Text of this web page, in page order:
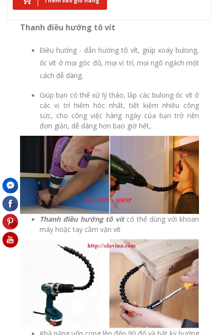
Thanh điều hướng tô vít
Điều hướng - dẫn hướng tô vít, giúp xoáy bulong,
ốc vít ở mọi góc độ, mọi vị trí, mọi ngõ ngách một
cách dễ dàng.
Giúp bạn có thể xử lý tháo, lắp các bulong ốc vít ở
các vị trí hiểm hóc nhất, tiết kiệm nhiều công
sức, cho công việc hàng ngày của bạn trở nên
đơn giản, dễ dàng hơn bao giờ hết, .
Thanh điều hướng tô vítcó thể dùng với khoan
máy hoặc tay cầm vặn vít